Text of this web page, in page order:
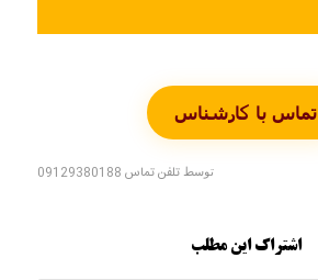
تماس با کارشناس
توسطتلفن تماس 09129380188
اشتراک این مطلب